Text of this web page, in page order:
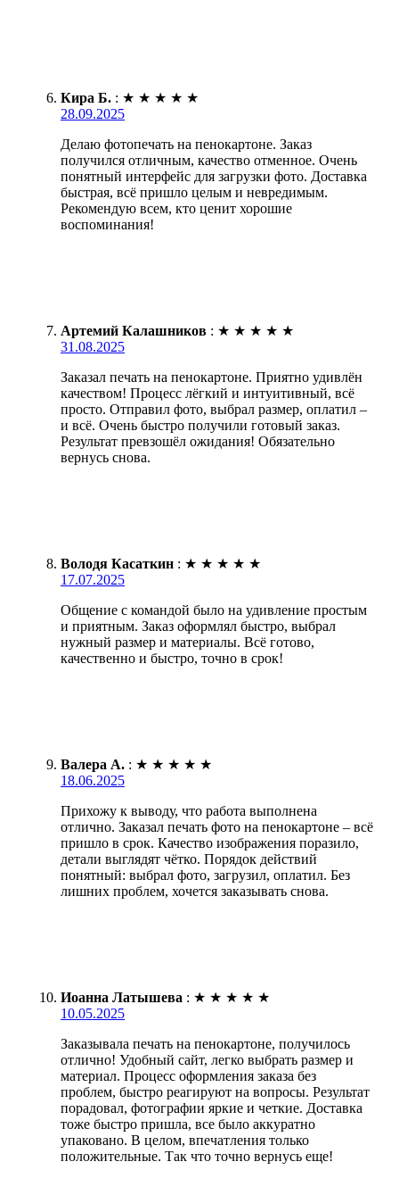
Кира Б. : ★ ★ ★ ★ ★
28.09.2025
Делаю фотопечать на пенокартоне. Заказ
получился отличным, качество отменное. Очень
понятный интерфейс для загрузки фото. Доставка
быстрая, всё пришло целым и невредимым.
Рекомендую всем, кто ценит хорошие
воспоминания!
Артемий Калашников : ★ ★ ★ ★ ★
31.08.2025
Заказал печать на пенокартоне. Приятно удивлён
качеством! Процесс лёгкий и интуитивный, всё
просто. Отправил фото, выбрал размер, оплатил –
и всё. Очень быстро получили готовый заказ.
Результат превзошёл ожидания! Обязательно
вернусь снова.
Володя Касаткин : ★ ★ ★ ★ ★
17.07.2025
Общение с командой было на удивление простым
и приятным. Заказ оформлял быстро, выбрал
нужный размер и материалы. Всё готово,
качественно и быстро, точно в срок!
Валера А. : ★ ★ ★ ★ ★
18.06.2025
Прихожу к выводу, что работа выполнена
отлично. Заказал печать фото на пенокартоне – всё
пришло в срок. Качество изображения поразило,
детали выглядят чётко. Порядок действий
понятный: выбрал фото, загрузил, оплатил. Без
лишних проблем, хочется заказывать снова.
Иоанна Латышева : ★ ★ ★ ★ ★
10.05.2025
Заказывала печать на пенокартоне, получилось
отлично! Удобный сайт, легко выбрать размер и
материал. Процесс оформления заказа без
проблем, быстро реагируют на вопросы. Результат
порадовал, фотографии яркие и четкие. Доставка
тоже быстро пришла, все было аккуратно
упаковано. В целом, впечатления только
положительные. Так что точно вернусь еще!